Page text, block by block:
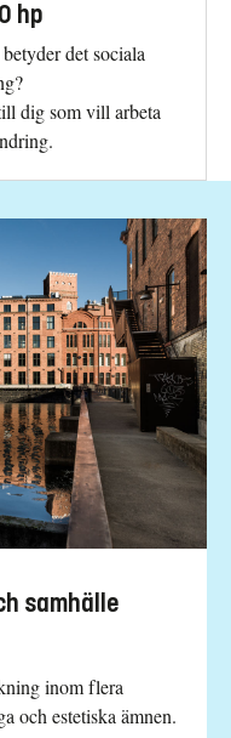
hp
det sociala
dig som vill arbeta
samhälle
inom flera
och estetiska ämnen.